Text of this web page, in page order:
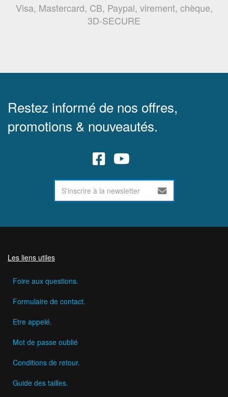
Visa, Mastercard, CB, Paypal, virement, chèque,
3D-SECURE
Restez informé de nos offres,
promotions & nouveautés.
Les liens utiles
Foire aux questions.
Formulaire de contact.
Etre appelé.
Mot de passe oublié
Conditions de retour.
Guide des tailles.